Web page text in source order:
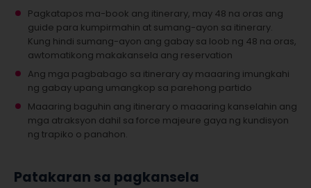
Pagkatapos ma-book ang itinerary, may 48 na oras ang
guide para kumpirmahin at sumang-ayon sa itinerary.
Kung hindi sumang-ayon ang gabay sa loob ng 48 na oras,
awtomatikong makakansela ang reservation
Ang mga pagbabago sa itinerary ay maaaring imungkahi
ng gabay upang umangkop sa parehong partido
Maaaring baguhin ang itinerary o maaaring kanselahin ang
mga atraksyon dahil sa force majeure gaya ng kundisyon
ng trapiko o panahon.
Patakaran sa pagkansela